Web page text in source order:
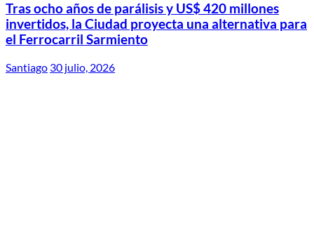
Tras ocho años de parálisis y US$ 420 millones
invertidos, la Ciudad proyecta una alternativa para
el Ferrocarril Sarmiento
Santiago 30 julio, 2026